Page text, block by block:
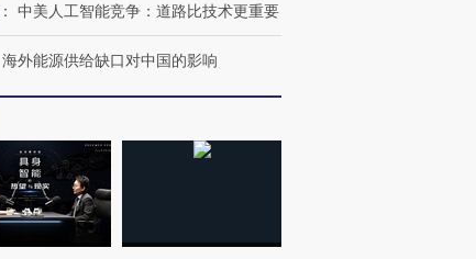
： 中美人工智能竞争：道路比技术更重要
海外能源供给缺口对中国的影响